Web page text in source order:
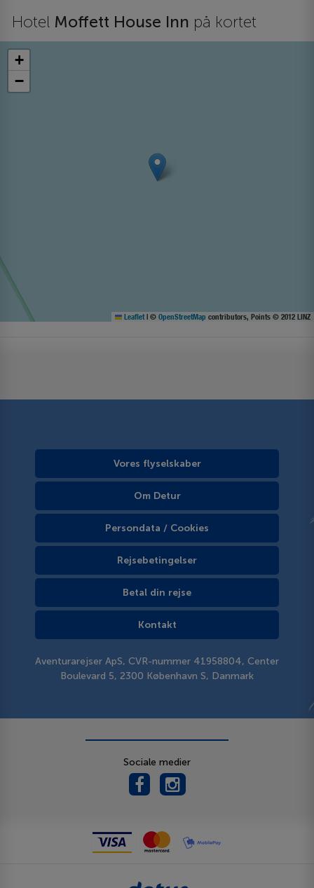
Hotel Moffett House Inn på kortet
+
−
Leaflet | © OpenStreetMap contributors, Points © 2012 LINZ
Vores flyselskaber
Om Detur
Persondata / Cookies
Rejsebetingelser
Betal din rejse
Kontakt
Aventurarejser ApS, CVR-nummer 41958804, Center
Boulevard 5, 2300 København S, Danmark
Sociale medier